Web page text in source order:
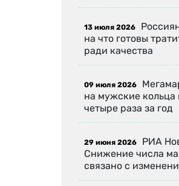
13 июля 2026
на что готовы
ради качества
09 июля 2026
на мужские кольца
четыре раза за год
29 июня 2026 РИА
Снижение числа
связано с